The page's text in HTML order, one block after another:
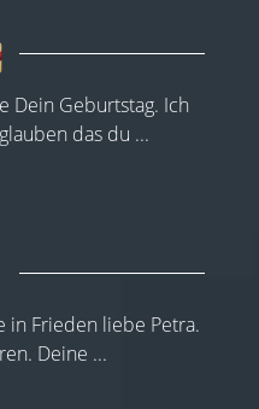
Dein Geburtstag. Ich
das du ...
in Frieden liebe Petra.
Deine ...